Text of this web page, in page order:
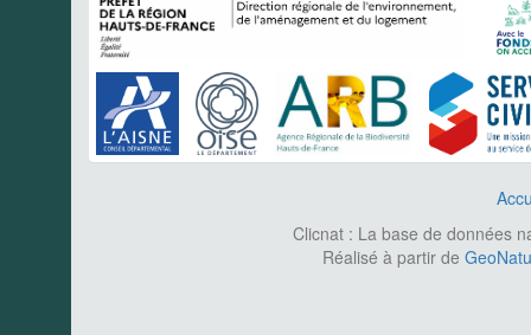
Clicnat : La base de données
Réalisé à partir de